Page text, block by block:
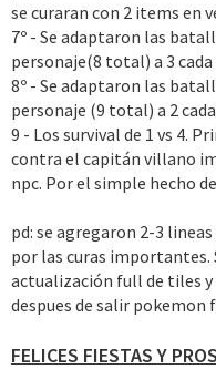
se curaran con 2 items en
7º - Se adaptaron las
personaje(8 total) a 3
8º - Se adaptaron las
personaje (9 total) a 2
9 - Los survival de 1 vs 4.
contra el capitán villano
npc. Por el simple hecho
pd: se agregaron 2-3
por las curas importantes.
actualización full de tiles y
despues de salir pokemon
FELICES FIESTAS Y